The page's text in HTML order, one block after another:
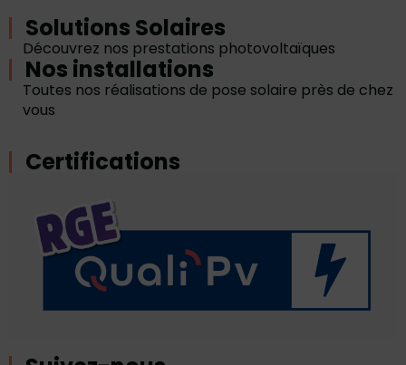
Solutions Solaires
Découvrez nos prestations photovoltaïques
Nos installations
Toutes nos réalisations de pose solaire près de chez
vous
Certifications